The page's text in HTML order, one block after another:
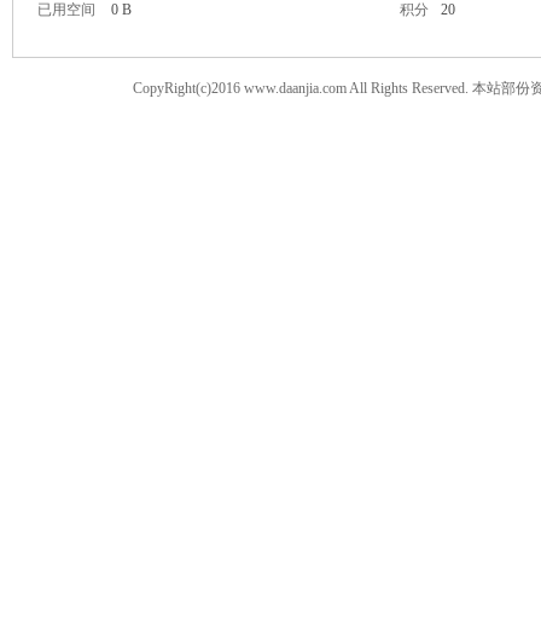
已用空间
0 B 积分 20
CopyRight(c)2016 www.daanjia.com All Rights Reserved. 本站